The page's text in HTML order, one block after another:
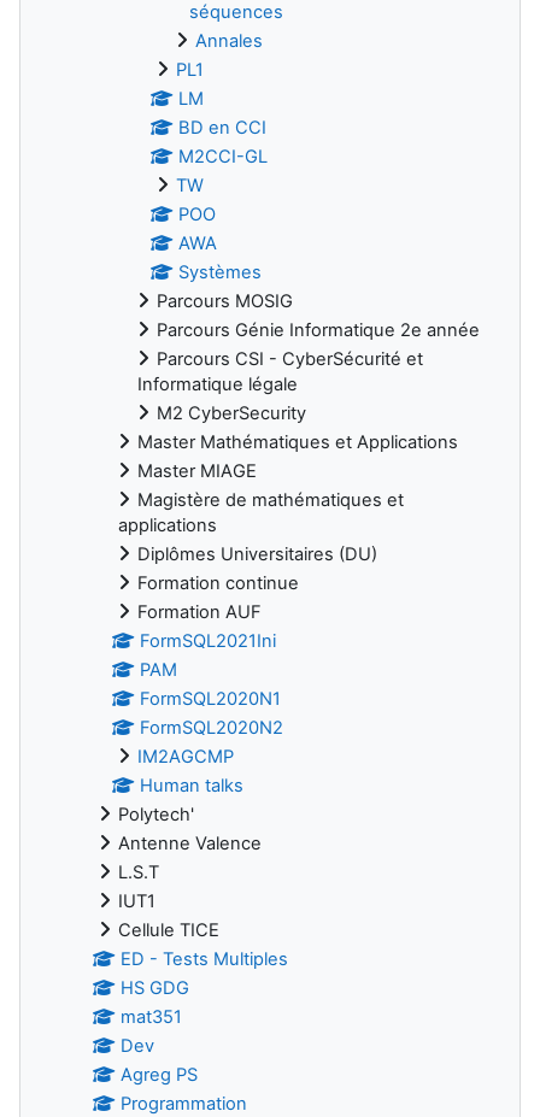
séquences
Annales
PL1
LM
BD en CCI
M2CCI-GL
TW
POO
AWA
Systèmes
Parcours MOSIG
Parcours Génie Informatique 2e année
Parcours CSI - CyberSécurité et
Informatique légale
M2 CyberSecurity
Master Mathématiques et Applications
Master MIAGE
Magistère de mathématiques et
applications
Diplômes Universitaires (DU)
Formation continue
Formation AUF
FormSQL2021Ini
PAM
FormSQL2020N1
FormSQL2020N2
IM2AGCMP
Human talks
Polytech'
Antenne Valence
L.S.T
IUT1
Cellule TICE
ED - Tests Multiples
HS GDG
mat351
Dev
Agreg PS
Programmation